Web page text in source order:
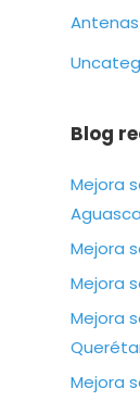
Blog
Mejora
Mejora
Mejora
Mejora
Mejora